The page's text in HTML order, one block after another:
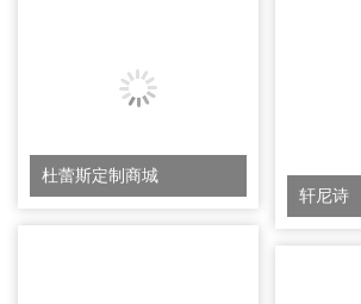
杜蕾斯定制商城
轩尼诗